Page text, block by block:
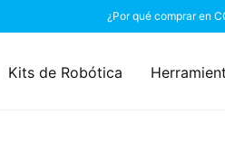
¿Por qué comprar en
Kits de Robótica